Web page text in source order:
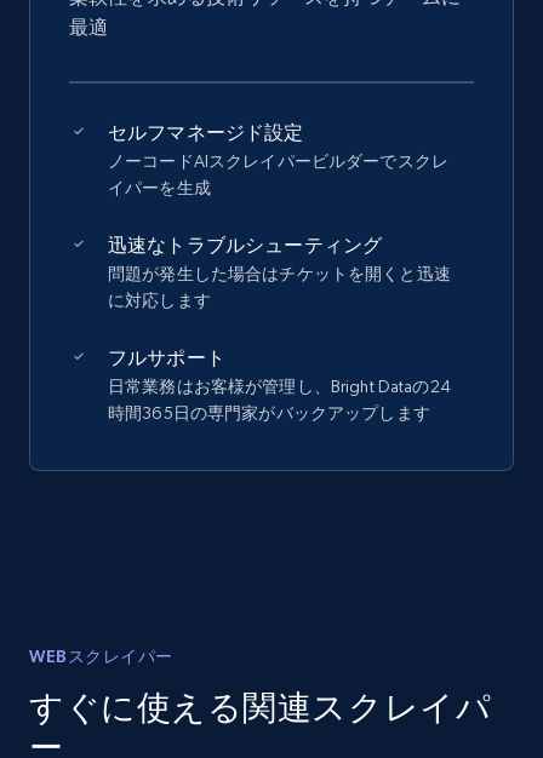
最適
セルフマネージド設定
ノーコードAIスクレイパービルダーでスクレ
イパーを生成
迅速なトラブルシューティング
問題が発生した場合はチケットを開くと迅速
に対応します
フルサポート
日常業務はお客様が管理し、Bright Dataの24
時間365日の専門家がバックアップします
WEBスクレイパー
すぐに使える関連スクレイパ
ー